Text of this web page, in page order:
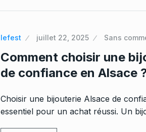
lefest juillet 22, 2025 Sans
Comment choisir une
de confiance en Alsace
Choisir une bijouterie Alsace de
essentiel pour un achat réussi. Un